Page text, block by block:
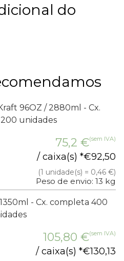
do
96OZ / 2880ml - Cx.
unidades
75,2 €(sem IVA)
92,50
€
/ caixa(s) *
(1 unidade(s) = 0,46 €)
Peso de envio: 13 kg
- Cx. completa 400
105,80 €(sem IVA)
130,13
€
/ caixa(s) *